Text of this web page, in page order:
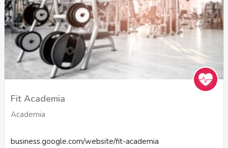
Fit Academia
Academia
business.google.com/website/fit-academia